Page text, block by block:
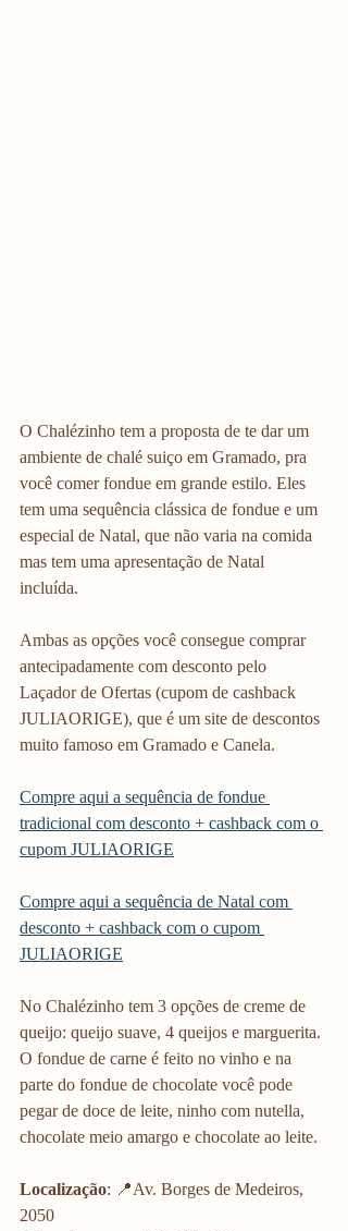
O Chalézinho tem a proposta de te dar um
ambiente de chalé suiço em Gramado, pra
você comer fondue em grande estilo. Eles
tem uma sequência clássica de fondue e um
especial de Natal, que não varia na comida
mas tem uma apresentação de Natal
incluída.
Ambas as opções você consegue comprar
antecipadamente com desconto pelo
Laçador de Ofertas (cupom de cashback
JULIAORIGE), que é um site de descontos
muito famoso em Gramado e Canela.
Compre aqui a sequência de fondue
tradicional com desconto + cashback com o
cupom JULIAORIGE
Compre aqui a sequência de Natal com
desconto + cashback com o cupom
JULIAORIGE
No Chalézinho tem 3 opções de creme de
queijo: queijo suave, 4 queijos e marguerita.
O fondue de carne é feito no vinho e na
parte do fondue de chocolate você pode
pegar de doce de leite, ninho com nutella,
chocolate meio amargo e chocolate ao leite.
Localização: 📍Av. Borges de Medeiros,
2050